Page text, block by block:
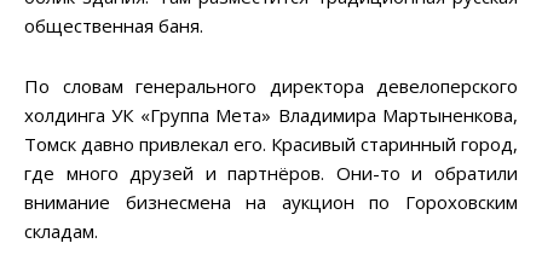
общественная баня.
По словам генерального директора девелоперского
холдинга УК «Группа Мета» Владимира Мартыненкова,
Томск давно привлекал его. Красивый старинный город,
где много друзей и партнёров. Они-то и обратили
внимание бизнесмена на аукцион по Гороховским
складам.